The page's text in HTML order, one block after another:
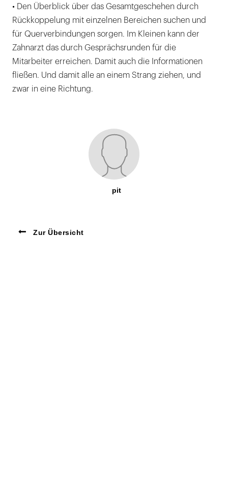
• Den Überblick über das Gesamtgeschehen durch
Rückkoppelung mit einzelnen Bereichen suchen und
für Querverbindungen sorgen. Im Kleinen kann der
Zahnarzt das durch Gesprächsrunden für die
Mitarbeiter erreichen. Damit auch die Informationen
fließen. Und damit alle an einem Strang ziehen, und
zwar in eine Richtung.
pit
Zur Übersicht